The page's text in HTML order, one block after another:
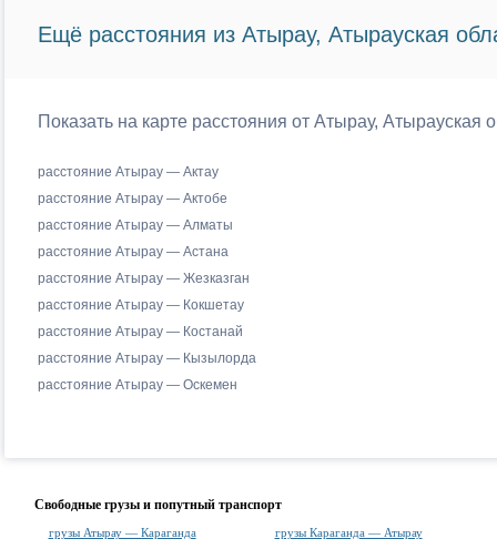
Ещё расстояния из Атырау, Атырауская
Показать на карте расстояния от Атырау, Атырауская
расстояние Атырау — Актау
расстояние Атырау — Актобе
расстояние Атырау — Алматы
расстояние Атырау — Астана
расстояние Атырау — Жезказган
расстояние Атырау — Кокшетау
расстояние Атырау — Костанай
расстояние Атырау — Кызылорда
расстояние Атырау — Оскемен
Свободные грузы и попутный транспорт
грузы Атырау — Караганда
грузы Караганда — Атырау